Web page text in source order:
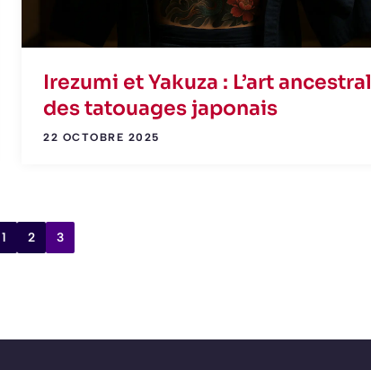
Irezumi et Yakuza : L’art ancestral
des tatouages japonais
22 OCTOBRE 2025
1 2 3